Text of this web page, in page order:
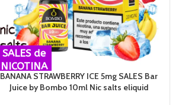
SALES de
NICOTINA
BANANA STRAWBERRY ICE 5mg SALES Bar
Juice by Bombo 10ml Nic salts eliquid